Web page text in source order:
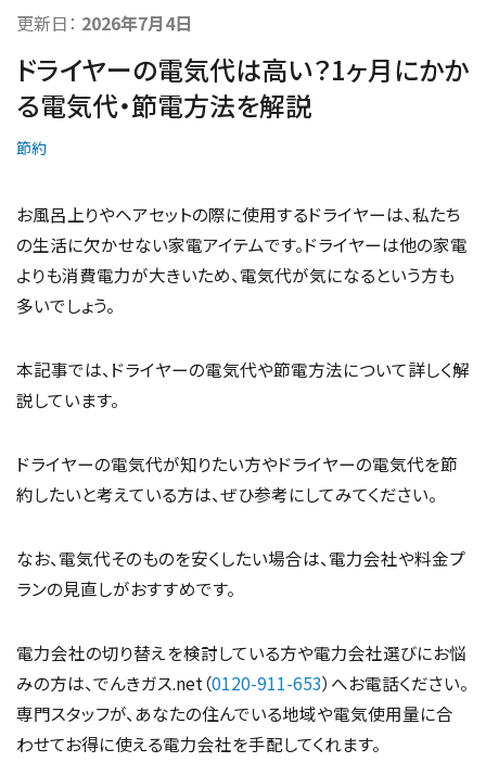
更新日： 2026年7月4日
ドライヤーの電気代は高い？1ヶ月にかか
る電気代・節電方法を解説
節約
お風呂上りやヘアセットの際に使用するドライヤーは、私たち
の生活に欠かせない家電アイテムです。ドライヤーは他の家電
よりも消費電力が大きいため、電気代が気になるという方も
多いでしょう。
本記事では、ドライヤーの電気代や節電方法について詳しく解
説しています。
ドライヤーの電気代が知りたい方やドライヤーの電気代を節
約したいと考えている方は、ぜひ参考にしてみてください。
なお、電気代そのものを安くしたい場合は、電力会社や料金プ
ランの見直しがおすすめです。
電力会社の切り替えを検討している方や電力会社選びにお悩
みの方は、でんきガス.net（0120-911-653）へお電話ください。
専門スタッフが、あなたの住んでいる地域や電気使用量に合
わせてお得に使える電力会社を手配してくれます。